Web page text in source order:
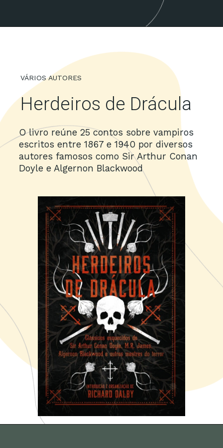
O livro reúne 25 contos sobre vampiros
escritos entre 1867 e 1940 por diversos
autores famosos como Sir Arthur Conan
Doyle e Algernon Blackwood
Herdeiros de Drácula
VÁRIOS AUTORES